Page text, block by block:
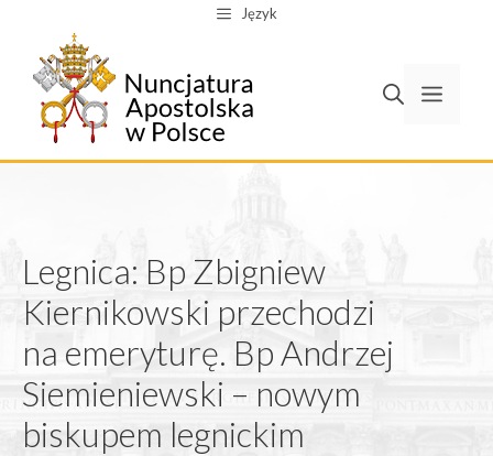
treści
Język
Legnica: Bp Zbigniew
Kiernikowski przechodzi
na emeryturę. Bp Andrzej
Siemieniewski – nowym
biskupem legnickim